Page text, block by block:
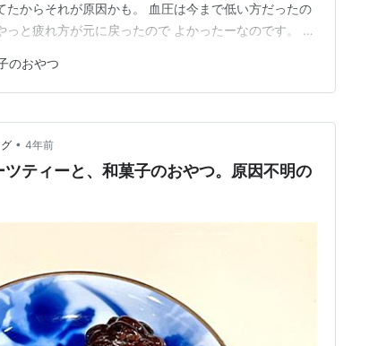
たからそれが原因かも。 血圧は今まで低い方だったの
と疲れ方が元に戻ったので よかったーなのです。 そ
の鳥(ホシハジロ?) など季節がどんどん変わってい
…
のおやつ
• 4年前
ティーと、和菓子のおやつ。原因不明の